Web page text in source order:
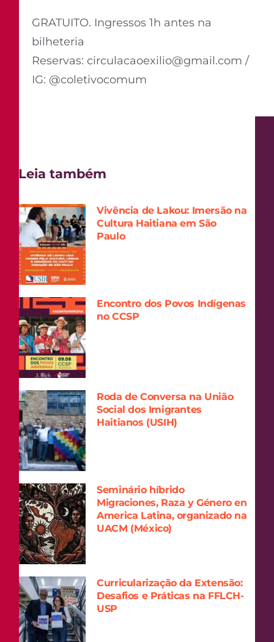
GRATUITO. Ingressos 1h antes na
bilheteria
Reservas: circulacaoexilio@gmail.com /
IG: @coletivocomum
Leia também
Vivência de Lakou: Imersão na
Cultura Haitiana em São
Paulo
Encontro dos Povos Indígenas
no CCSP
Roda de Conversa na União
Social dos Imigrantes
Haitianos (USIH)
Seminário híbrido
Migraciones, Raza y Género en
America Latina, organizado na
UACM (México)
Curricularização da Extensão:
Desafios e Práticas na FFLCH-
USP